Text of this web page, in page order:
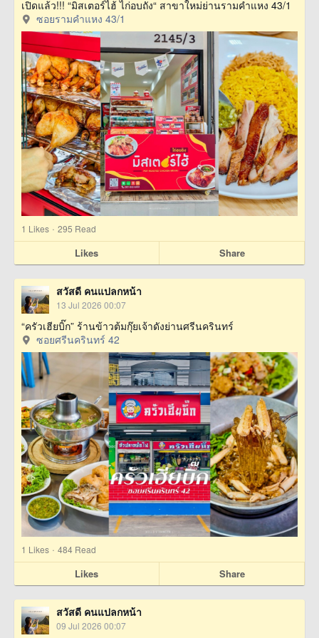
เปิดแล้ว!!! “มิสเตอร์ไฮ้ ไก่อบถัง“ สาขาใหม่ย่านรามคำแหง 43/1
ซอยรามคำแหง 43/1
1 Likes · 295 Read
Likes Share
สวัสดี คนแปลกหน้า
13 Jul 2026 00:07
“ครัวเฮียบิ๊ก” ร้านข้าวต้มกุ๊ยเจ้าดังย่านศรีนครินทร์
ซอยศรีนครินทร์ 42
1 Likes · 484 Read
Likes Share
สวัสดี คนแปลกหน้า
09 Jul 2026 00:07